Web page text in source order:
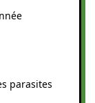
parasites